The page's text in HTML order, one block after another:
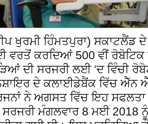
ਖੁਰਮੀ ਹਿੰਮਤਪੁਰਾ)
ਵਰਤੋਂ ਕਰਦਿਆਂ 500 ਵੀਂ ਰੋਬੋਟਿਕ
ਦੀ ਸਰਜਰੀ ਲਈ ‘ਦ ਵਿੰਚੀ
ਦੇ ਕਲਾਈਡੇਬੈਂਕ ਵਿੱਚ ਐੱਨ
ਨੇ ਅਗਸਤ ਵਿੱਚ ਇਹ ਸਫਲਤਾ
ਸਰਜਰੀ ਮੰਗਲਵਾਰ 8 ਮਈ 2018